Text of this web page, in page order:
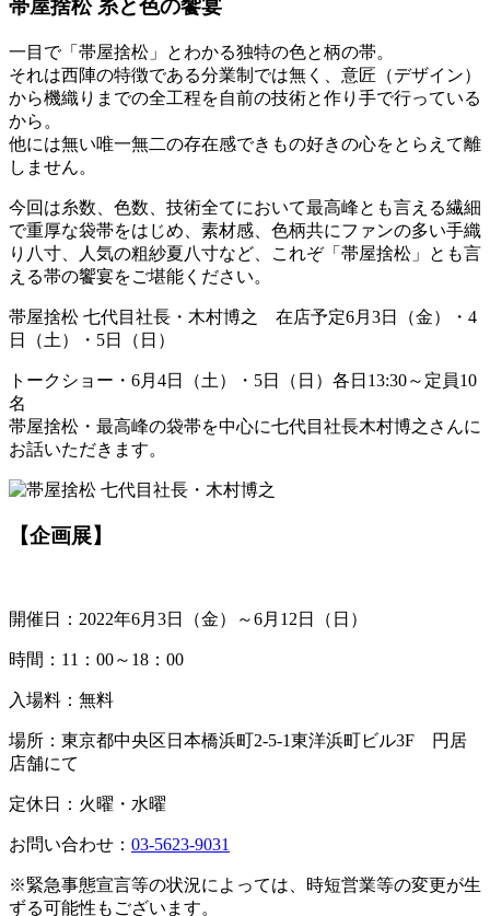
帯屋捨松 糸と色の饗宴
一目で「帯屋捨松」とわかる独特の色と柄の帯。
それは西陣の特徴である分業制では無く、意匠（デザイン）
から機織りまでの全工程を自前の技術と作り手で行っている
から。
他には無い唯一無二の存在感できもの好きの心をとらえて離
しません。
今回は糸数、色数、技術全てにおいて最高峰とも言える繊細
で重厚な袋帯をはじめ、素材感、色柄共にファンの多い手織
り八寸、人気の粗紗夏八寸など、これぞ「帯屋捨松」とも言
える帯の饗宴をご堪能ください。
帯屋捨松 七代目社長・木村博之 在店予定6月3日（金）・4
日（土）・5日（日）
トークショー・6月4日（土）・5日（日）各日13:30～定員10
名
帯屋捨松・最高峰の袋帯を中心に七代目社長木村博之さんに
お話いただきます。
【企画展】
開催日：2022年6月3日（金）～6月12日（日）
時間：11：00～18：00
入場料：無料
場所：東京都中央区日本橋浜町2-5-1東洋浜町ビル3F 円居
店舗にて
定休日：火曜・水曜
お問い合わせ： 03-5623-9031
※緊急事態宣言等の状況によっては、時短営業等の変更が生
ずる可能性もございます。